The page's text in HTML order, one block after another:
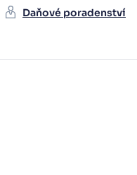
Daňové poradenství